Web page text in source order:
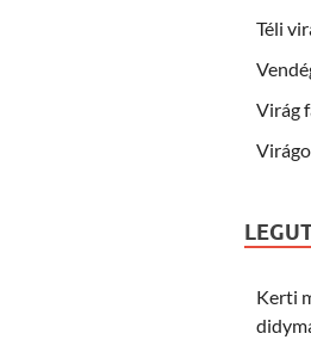
Téli
Virág
Kerti